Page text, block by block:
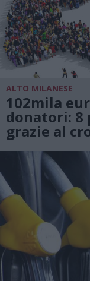
ALTO MILANESE
102mila
donatori:
grazie al